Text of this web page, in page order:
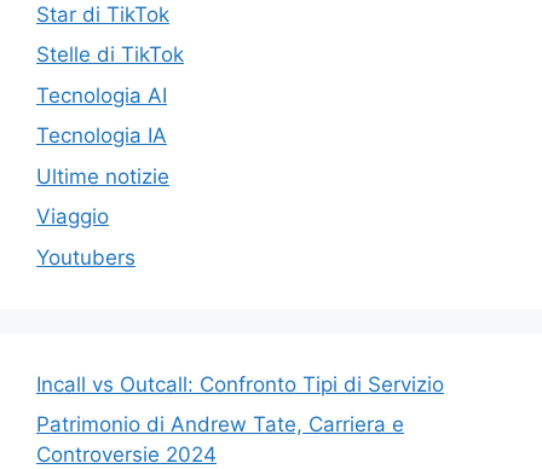
Star di TikTok
Stelle di TikTok
Tecnologia AI
Tecnologia IA
Ultime notizie
Viaggio
Youtubers
Incall vs Outcall: Confronto Tipi di Servizio
Patrimonio di Andrew Tate, Carriera e
Controversie 2024